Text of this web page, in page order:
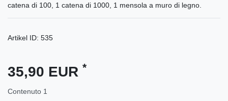
catena di 100, 1 catena di 1000, 1 mensola a muro di legno.
Artikel ID: 535
35,90 EUR *
Contenuto 1